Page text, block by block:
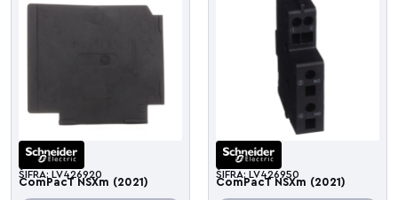
ŠIFRA: LV426920
ComPacT NSXm (2021)
ŠIFRA: LV426950
ComPacT NSXm (2021)